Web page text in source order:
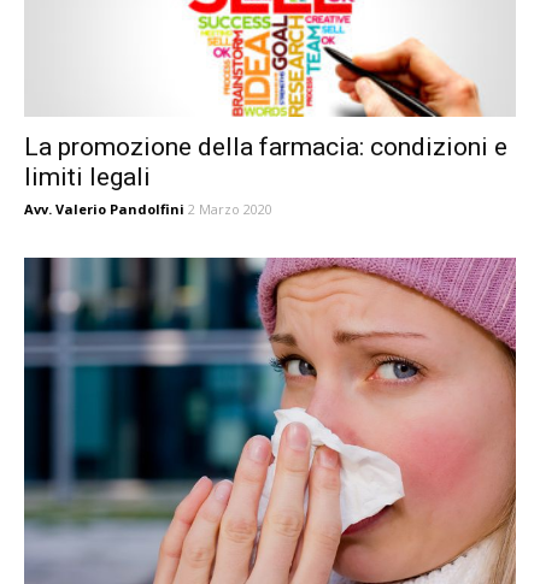
La promozione della farmacia: condizioni e
limiti legali
Avv. Valerio Pandolfini 2 Marzo 2020